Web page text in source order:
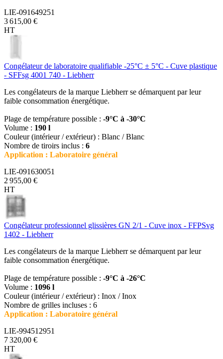
LIE-091649251
3 615,00 €
HT
Congélateur de laboratoire qualifiable -25°C ± 5°C - Cuve plastique
- SFFsg 4001 740 - Liebherr
Les congélateurs de la marque Liebherr se démarquent par leur
faible consommation énergétique.
Plage de température possible : -9°C à -30°C
Volume : 190 l
Couleur (intérieur / extérieur) : Blanc / Blanc
Nombre de tiroirs inclus : 6
Application : Laboratoire général
LIE-091630051
2 955,00 €
HT
Congélateur professionnel glissières GN 2/1 - Cuve inox - FFPSvg
1402 - Liebherr
Les congélateurs de la marque Liebherr se démarquent par leur
faible consommation énergétique.
Plage de température possible : -9°C à -26°C
Volume : 1096 l
Couleur (intérieur / extérieur) : Inox / Inox
Nombre de grilles incluses : 6
Application : Laboratoire général
LIE-994512951
7 320,00 €
HT